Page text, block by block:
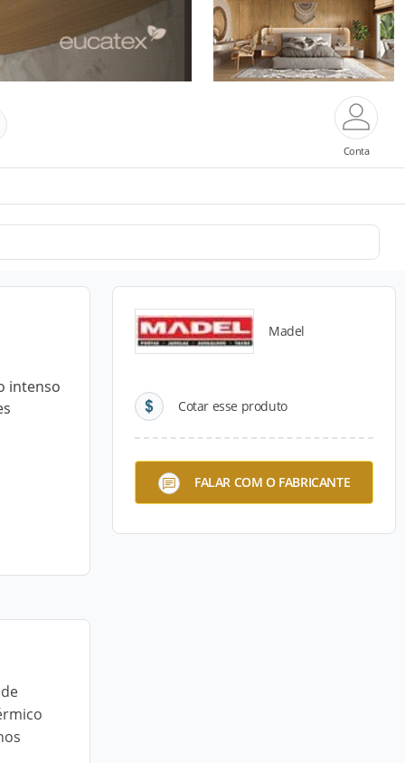
Conta
intenso
Madel
Cotar esse produto
FALAR COM O FABRICANTE